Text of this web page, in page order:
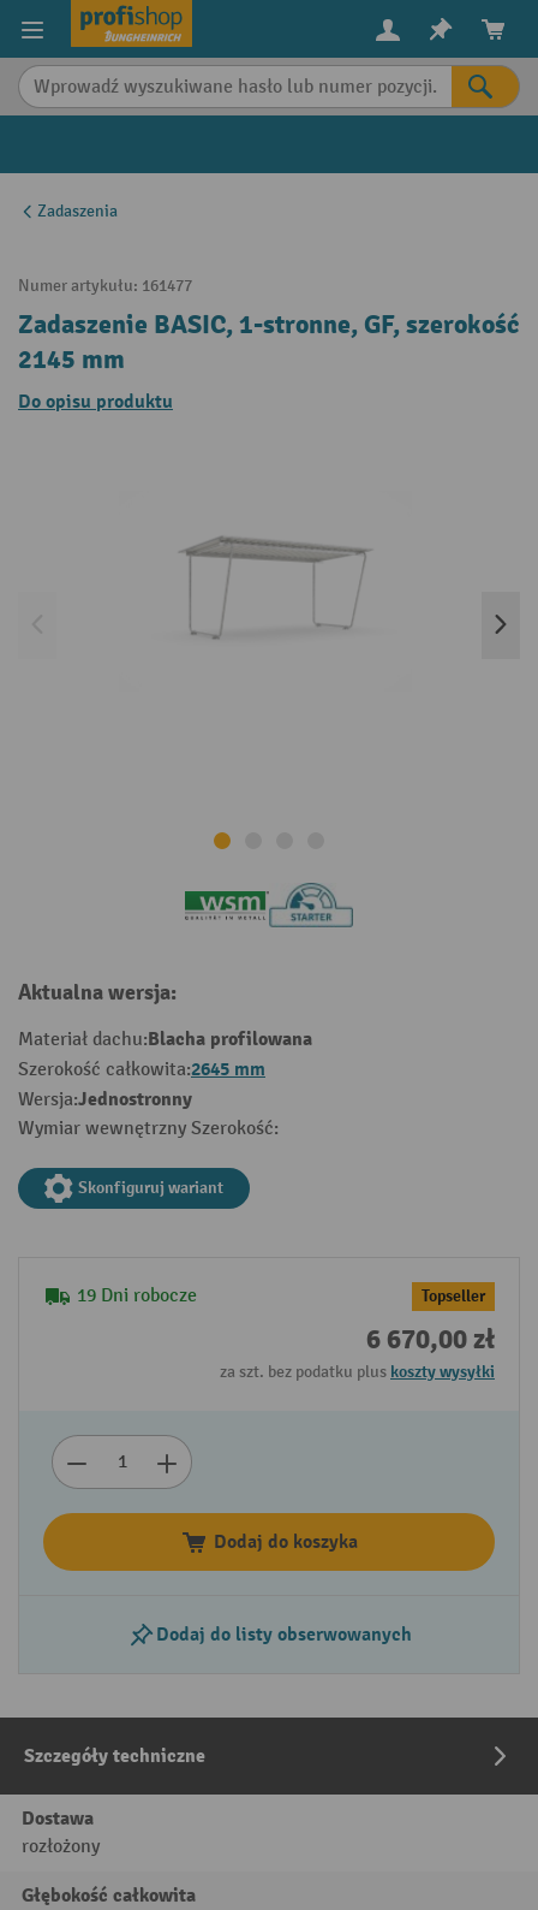
content
Zadaszenia
Numer artykułu: 161477
Zadaszenie BASIC, 1-stronne, GF, szerokość
2145 mm
Do opisu produktu
Aktualna wersja:
Materiał dachu:Blacha profilowana
Szerokość całkowita:2645 mm
Wersja:Jednostronny
Wymiar wewnętrzny Szerokość:
Skonfiguruj wariant
19 Dni robocze Topseller
6 670,00 zł
za szt. bez podatku plus koszty wysyłki
Dodaj do koszyka
Dodaj do listy obserwowanych
Szczegóły techniczne
Dostawa
rozłożony
Głębokość całkowita